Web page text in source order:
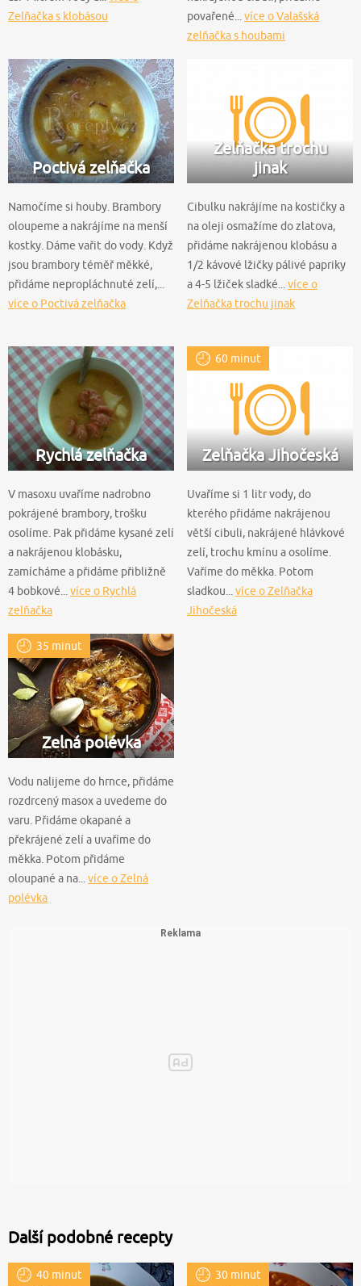
Zelňačka s klobásou
povařené... více o Valašská
zelňačka s houbami
Poctivá zelňačka
Namočíme si houby. Brambory
oloupeme a nakrájíme na menší
kostky. Dáme vařit do vody. Když
jsou brambory téměř měkké,
přidáme nepropláchnuté zelí,...
více o Poctivá zelňačka
Zelňačka trochu
jinak
Cibulku nakrájíme na kostičky a
na oleji osmažíme do zlatova,
přidáme nakrájenou klobásu a
1/2 kávové lžičky pálivé papriky
a 4-5 lžiček sladké... více o
Zelňačka trochu jinak
Rychlá zelňačka
V masoxu uvaříme nadrobno
pokrájené brambory, trošku
osolíme. Pak přidáme kysané zelí
a nakrájenou klobásku,
zamícháme a přidáme přibližně
4 bobkové... více o Rychlá
zelňačka
60 minut
Zelňačka Jihočeská
Uvaříme si 1 litr vody, do
kterého přidáme nakrájenou
větší cibuli, nakrájené hlávkové
zelí, trochu kmínu a osolíme.
Vaříme do měkka. Potom
sladkou... více o Zelňačka
Jihočeská
35 minut
Zelná polévka
Vodu nalijeme do hrnce, přidáme
rozdrcený masox a uvedeme do
varu. Přidáme okapané a
překrájené zelí a uvaříme do
měkka. Potom přidáme
oloupané a na...více o Zelná
polévka
Další podobné recepty
40 minut 30 minut